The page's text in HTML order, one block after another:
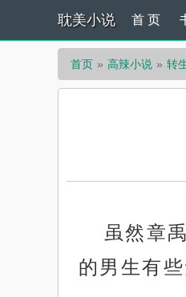
耽美小说 首 页
首页 高辣小说 转
虽然章
的男生有些